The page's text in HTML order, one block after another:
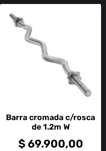
Barra cromada c/rosca
de 1.2m W
$69.900,00